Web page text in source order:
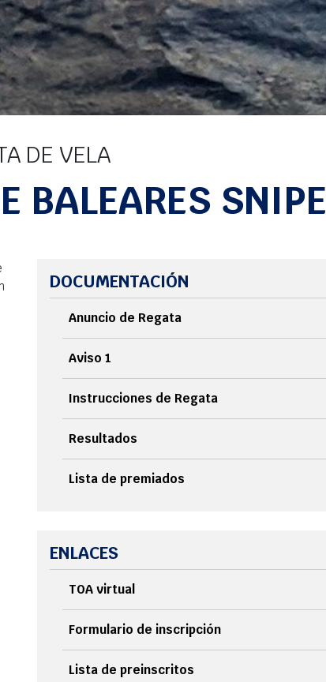
DE VELA
BALEARES SNIPE
DOCUMENTACIÓN
Anuncio de Regata
Aviso 1
Instrucciones de Regata
Resultados
Lista de premiados
ENLACES
TOA virtual
Formulario de inscripción
Lista de preinscritos